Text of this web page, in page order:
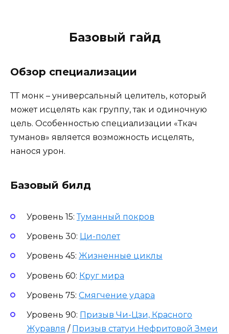
Базовый гайд
Обзор специализации
ТТ монк – универсальный целитель, который
может исцелять как группу, так и одиночную
цель. Особенностью специализации «Ткач
туманов» является возможность исцелять,
нанося урон.
Базовый билд
Уровень 15:Туманный покров
Уровень 30: Ци-полет
Уровень 45: Жизненные циклы
Уровень 60: Круг мира
Уровень 75: Смягчение удара
Уровень 90: Призыв Чи-Цзи, Красного
Журавля / Призыв статуи Нефритовой Змеи